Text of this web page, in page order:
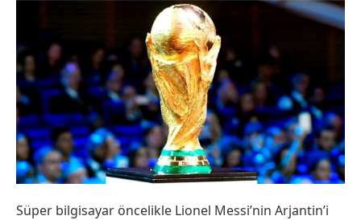
Süper bilgisayar öncelikle Lionel Messi’nin Arjantin’i